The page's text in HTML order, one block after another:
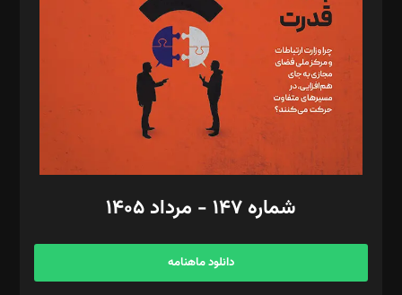
رستمی،مصطفی باستان
ویرایش: نگار استاد‌‌آقا
طراح یونیفرم: مجید توکلی
فیلمبرداری و عکاسی: امیر شفیعی، مانی لطفی زاده
گرافیک و صفحه‌آرایی: سید‌سبحان‌علی ثابت
مد‌یر توسعه تجاری: کامبیز برید‌
امور مالی: شاپور رهبری، محمد‌ کاظمی‌نیا
آگهی و مشترکین: ۰۹۱۹۹۹۹۰۴۵۴
شماره ۱۴۷ - مرداد ۱۴۰۵
دانلود ماهنامه